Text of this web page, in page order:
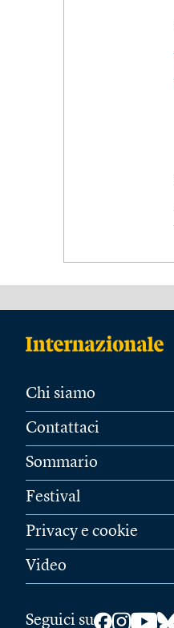
Chi siamo
Contattaci
Sommario
Festival
Privacy e cookie
Video
Seguici su